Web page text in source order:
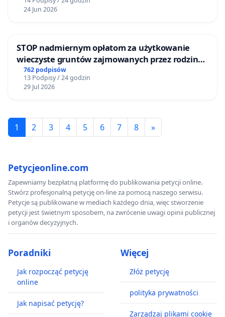
24 Jun 2026
STOP nadmiernym opłatom za użytkowanie
wieczyste gruntów zajmowanych przez rodzinne
ogrody działkowe.
762 podpisów
13 Podpisy / 24 godzin
29 Jul 2026
1 2 3 4 5 6 7 8 »
Petycjeonline.com
Zapewniamy bezpłatną platformę do publikowania petycji online.
Stwórz profesjonalną petycję on-line za pomocą naszego serwisu.
Petycje są publikowane w mediach każdego dnia, więc stworzenie
petycji jest świetnym sposobem, na zwrócenie uwagi opinii publicznej
i organów decyzyjnych.
Poradniki
Jak rozpocząć petycję
online
Jak napisać petycję?
Więcej
Złóż petycję
polityka prywatności
Zarządzaj plikami cookie